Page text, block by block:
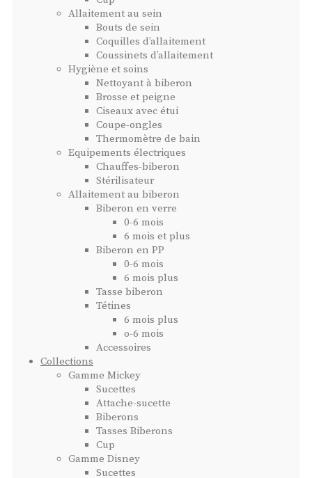
Allaitement au sein
Bouts de sein
Coquilles d’allaitement
Coussinets d’allaitement
Hygiène et soins
Nettoyant à biberon
Brosse et peigne
Ciseaux avec étui
Coupe-ongles
Thermomètre de bain
Equipements électriques
Chauffes-biberon
Stérilisateur
Allaitement au biberon
Biberon en verre
0-6 mois
6 mois et plus
Biberon en PP
0-6 mois
6 mois plus
Tasse biberon
Tétines
6 mois plus
o-6 mois
Accessoires
Collections
Gamme Mickey
Sucettes
Attache-sucette
Biberons
Tasses Biberons
Cup
Gamme Disney
Sucettes